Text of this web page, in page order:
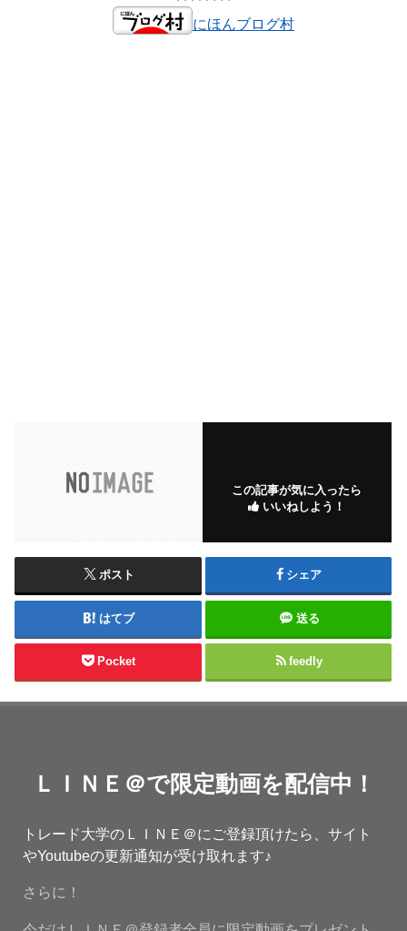
にほんブログ村
この記事が気に入ったら
いいねしよう！
ポスト シェア
はてブ 送る
Pocket feedly
ＬＩＮＥ＠で限定動画を配信中！
トレード大学のＬＩＮＥ＠にご登録頂けたら、サイト
やYoutubeの更新通知が受け取れます♪
さらに！